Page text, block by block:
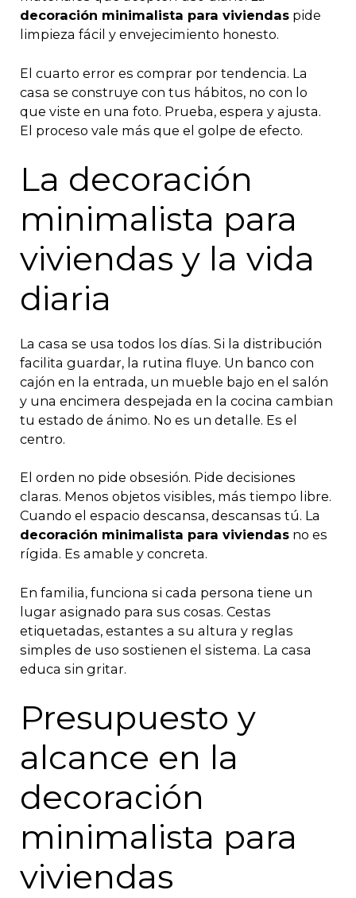
decoración minimalista para viviendas pide
limpieza fácil y envejecimiento honesto.
El cuarto error es comprar por tendencia. La
casa se construye con tus hábitos, no con lo
que viste en una foto. Prueba, espera y ajusta.
El proceso vale más que el golpe de efecto.
La decoración
minimalista para
viviendas y la vida
diaria
La casa se usa todos los días. Si la distribución
facilita guardar, la rutina fluye. Un banco con
cajón en la entrada, un mueble bajo en el salón
y una encimera despejada en la cocina cambian
tu estado de ánimo. No es un detalle. Es el
centro.
El orden no pide obsesión. Pide decisiones
claras. Menos objetos visibles, más tiempo libre.
Cuando el espacio descansa, descansas tú. La
decoración minimalista para viviendas no es
rígida. Es amable y concreta.
En familia, funciona si cada persona tiene un
lugar asignado para sus cosas. Cestas
etiquetadas, estantes a su altura y reglas
simples de uso sostienen el sistema. La casa
educa sin gritar.
Presupuesto y
alcance en la
decoración
minimalista para
viviendas